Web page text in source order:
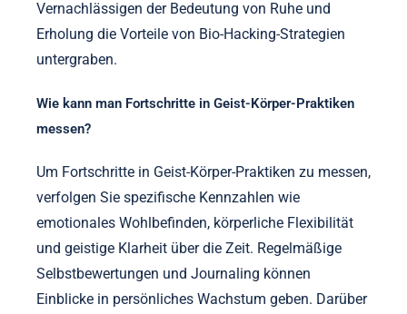
Praktiken kann zu ineffektiven Ergebnissen führen.
Das Überkomplizieren von Routinen kann
Frustration verursachen und die Einhaltung
verfolgen, kann die Anerkennung von
Vernachlässigen der Bedeutung von Ruhe und
Erholung die Vorteile von Bio-Hacking-Strategien
untergraben.
Wie kann man Fortschritte in Geist-Körper-Praktiken